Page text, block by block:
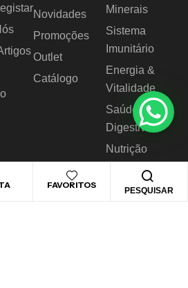
FAVORITOS
PESQUISAR
Novidades
Promoções
Outlet
Catálogo
Minerais
Sistema
Imunitário
Energia &
Vitalidade
Saúde
Digestiva
Nutrição